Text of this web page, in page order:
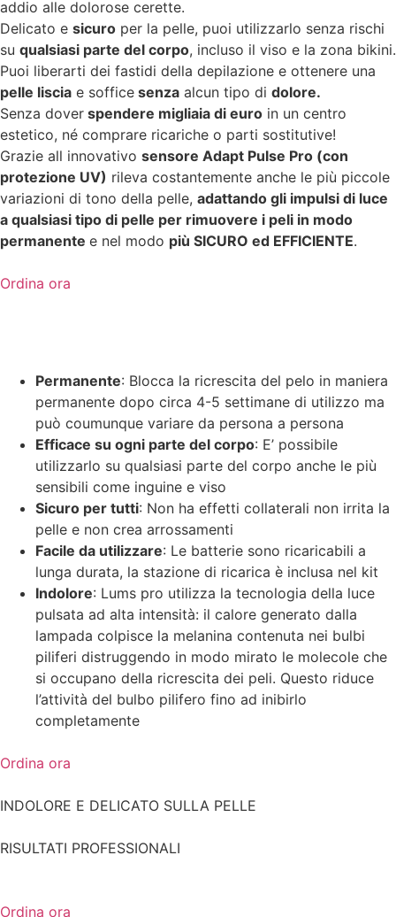
addio alle dolorose cerette.
Delicato e sicuro per la pelle, puoi utilizzarlo senza rischi
su qualsiasi parte del corpo, incluso il viso e la zona bikini.
Puoi liberarti dei fastidi della depilazione e ottenere una
pelle liscia e soffice senza alcun tipo di dolore.
Senza dover spendere migliaia di euro in un centro
estetico, né comprare ricariche o parti sostitutive!
Grazie all innovativo sensore Adapt Pulse Pro (con
protezione UV) rileva costantemente anche le più piccole
variazioni di tono della pelle, adattando gli impulsi di luce
a qualsiasi tipo di pelle per rimuovere i peli in modo
permanente e nel modo più SICURO ed EFFICIENTE.
Ordina ora
Permanente: Blocca la ricrescita del pelo in maniera
permanente dopo circa 4-5 settimane di utilizzo ma
può coumunque variare da persona a persona
Efficace su ogni parte del corpo: E’ possibile
utilizzarlo su qualsiasi parte del corpo anche le più
sensibili come inguine e viso
Sicuro per tutti: Non ha effetti collaterali non irrita la
pelle e non crea arrossamenti
Facile da utilizzare: Le batterie sono ricaricabili a
lunga durata, la stazione di ricarica è inclusa nel kit
Indolore: Lums pro utilizza la tecnologia della luce
pulsata ad alta intensità: il calore generato dalla
lampada colpisce la melanina contenuta nei bulbi
piliferi distruggendo in modo mirato le molecole che
si occupano della ricrescita dei peli. Questo riduce
l’attività del bulbo pilifero fino ad inibirlo
completamente
Ordina ora
INDOLORE E DELICATO SULLA PELLE
RISULTATI PROFESSIONALI
Ordina ora